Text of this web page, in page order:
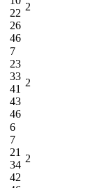
22
26
46
2
7
23
33
41
43
46
2
6
7
21
34
42
2